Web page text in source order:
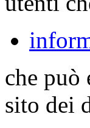
che può
sito dei